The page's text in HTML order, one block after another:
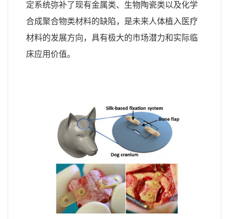
定系统弥补了现有金属类、生物陶瓷类以及化学
合成聚合物类材料的缺陷，是未来人体植入医疗
材料的发展方向，具有极大的市场潜力和实际临
床应用价值。